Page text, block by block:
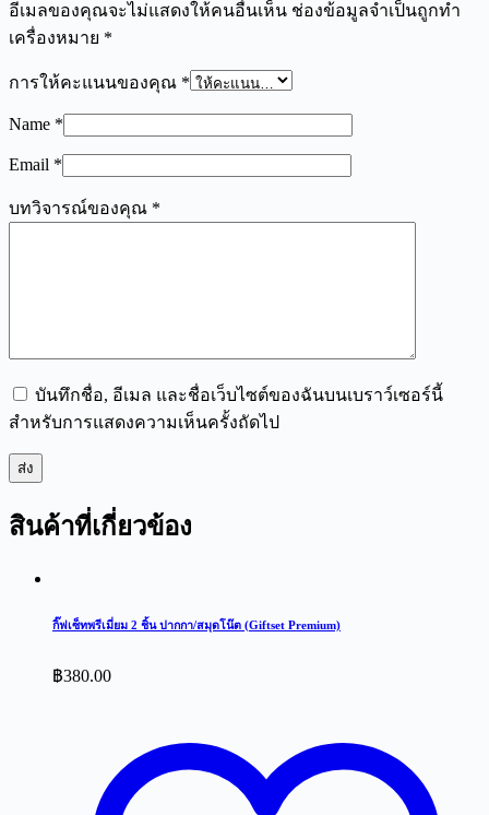
อีเมลของคุณจะไม่แสดงให้คนอื่นเห็น ช่องข้อมูลจำเป็นถูกทำ
เครื่องหมาย *
การให้คะแนนของคุณ *
Name *
Email *
บทวิจารณ์ของคุณ *
บันทึกชื่อ, อีเมล และชื่อเว็บไซต์ของฉันบนเบราว์เซอร์นี้
สำหรับการแสดงความเห็นครั้งถัดไป
ส่ง
สินค้าที่เกี่ยวข้อง
กิ๊ฟเซ็ทพรีเมี่ยม 2 ชิ้น ปากกา/สมุดโน๊ต (Giftset Premium)
฿380.00